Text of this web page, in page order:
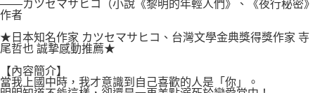
——カツセマサヒコ（小說《黎明的年輕人們》、《夜行秘密》
作者
★日本知名作家 カツセマサヒコ、台灣文學金典獎得獎作家 寺
尾哲也 誠摯感動推薦★
【內容簡介】
當我上國中時，我才意識到自己喜歡的人是「你」。